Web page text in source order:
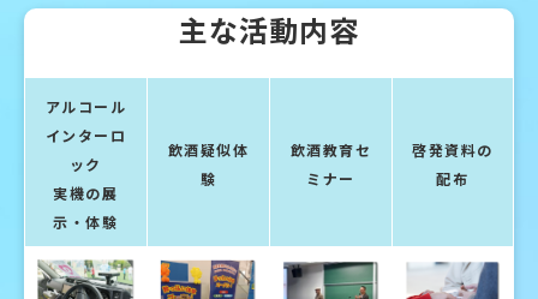
主な活動内容
アルコール
インターロ
ック
実機の展
示・体験
飲酒疑似体
験
飲酒教育セ
ミナー
啓発資料の
配布